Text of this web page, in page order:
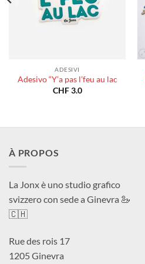
ADESIVI
Adesivo “Y’a pas l’feu au lac
CHF3.0
À PROPOS
La Jonx è uno studio grafico
svizzero con sede a Ginevra 🦢
🇨🇭
Rue des rois 17
1205 Ginevra